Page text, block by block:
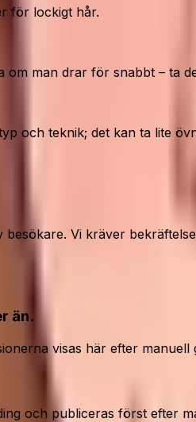
för lockigt hår.
om man drar för snabbt – ta
och teknik; det kan ta lite
besökare. Vi kräver
än.
visas här efter
och publiceras först efter